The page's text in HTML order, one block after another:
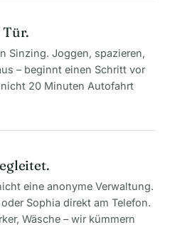
Tür.
Sinzing. Joggen, spazieren,
– beginnt einen Schritt vor
20 Minuten Autofahrt
eine anonyme Verwaltung.
Sophia direkt am Telefon.
Wäsche – wir kümmern